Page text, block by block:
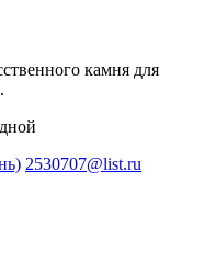
камня для
2530707@list.ru